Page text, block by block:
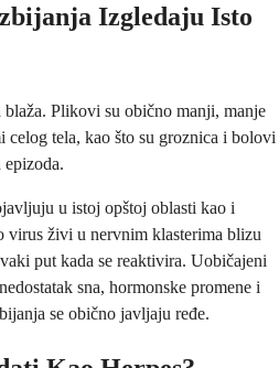
Izgledaju Isto
Plikovi su obično manji, manje
tela, kao što su groznica i bolovi
u istoj opštoj oblasti kao i
virus živi u nervnim klasterima blizu
put kada se reaktivira. Uobičajeni
sna, hormonske promene i
se obično javljaju ređe.